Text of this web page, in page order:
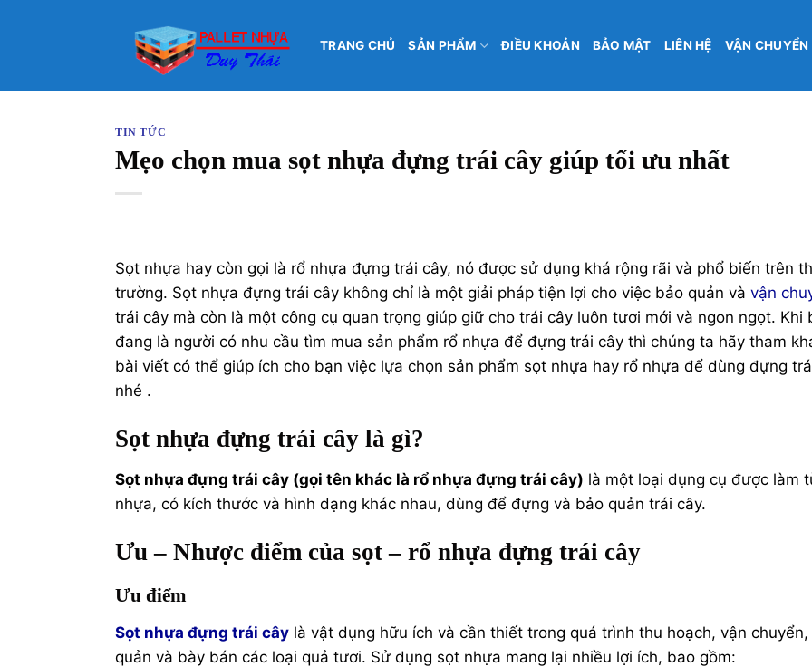
TRANG CHỦ SẢN PHẨM ĐIỀU KHOẢN BẢO MẬT LIÊN HỆ VẬN CHUYỂN
TIN TỨC
Mẹo chọn mua sọt nhựa đựng trái cây giúp tối ưu nhất
Sọt nhựa hay còn gọi là rổ nhựa đựng trái cây, nó được sử dụng khá rộng rãi và phổ biến trên
trường. Sọt nhựa đựng trái cây không chỉ là một giải pháp tiện lợi cho việc bảo quản và vận
trái cây mà còn là một công cụ quan trọng giúp giữ cho trái cây luôn tươi mới và ngon ngọt. Khi
đang là người có nhu cầu tìm mua sản phẩm rổ nhựa để đựng trái cây thì chúng ta hãy tham
bài viết có thể giúp ích cho bạn việc lựa chọn sản phẩm sọt nhựa hay rổ nhựa để dùng đựng
nhé .
Sọt nhựa đựng trái cây là gì?
Sọt nhựa đựng trái cây (gọi tên khác là rổ nhựa đựng trái cây) là một loại dụng cụ được làm
nhựa, có kích thước và hình dạng khác nhau, dùng để đựng và bảo quản trái cây.
Ưu – Nhược điểm của sọt – rổ nhựa đựng trái cây
Ưu điểm
Sọt nhựa đựng trái cây là vật dụng hữu ích và cần thiết trong quá trình thu hoạch, vận
quản và bày bán các loại quả tươi. Sử dụng sọt nhựa mang lại nhiều lợi ích, bao gồm: